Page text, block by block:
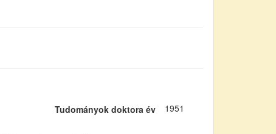
Tudományok doktora év
1951